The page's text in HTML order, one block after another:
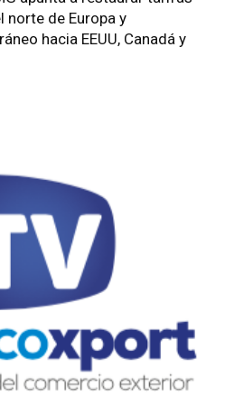
norte de Europa y
hacia EEUU, Canadá y